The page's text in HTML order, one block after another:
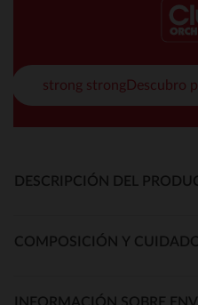
strong strongDescubro
DESCRIPCIÓN DEL
COMPOSICIÓN Y
INFORMACIÓN SOBRE